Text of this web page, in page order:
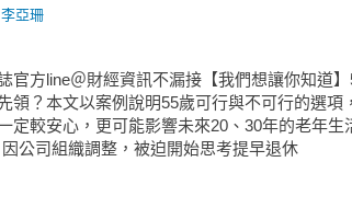
李亞珊
官方line＠財經資訊不漏接【我們想讓你知道
領？本文以案例說明55歲可行與不可行的選項
定較安心，更可能影響未來20、30年的老年生
公司組織調整，被迫開始思考提早退休